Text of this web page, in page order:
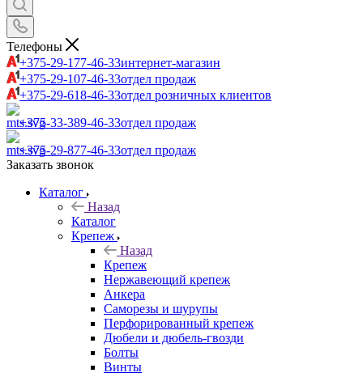
Телефоны
+375-29-177-46-33интернет-магазин
+375-29-107-46-33отдел продаж
+375-29-618-46-33отдел розничных клиентов
+375-33-389-46-33отдел продаж
+375-29-877-46-33отдел продаж
Заказать звонок
Каталог
Назад
Каталог
Крепеж
Назад
Крепеж
Нержавеющий крепеж
Анкера
Саморезы и шурупы
Перфорированный крепеж
Дюбели и дюбель-гвозди
Болты
Винты